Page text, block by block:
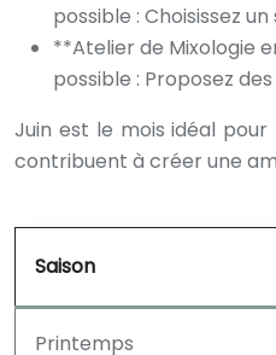
possible : Choisissez
**Atelier de Mixologie
possible : Proposez
Juin est le mois idéal
contribuent à créer une
Saison
Printemps